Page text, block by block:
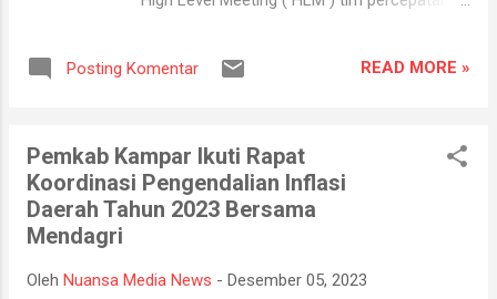
Saruji, SE, Ketua RT di Lingkungan RW 06
Muhammadiyah Bangkinang Ardi, SE dan
pendapatan asli daerah (PAD) secara non
Kepri Syariah, yang dimana kegiatan itu
dilaksanakan di Ballroom Dang Merdu,
Menara Bank Riau Kepri Syariah Jalan
meeting TP2DD, Sekretaris Daerah
Posting Komentar READ MORE »
Pemkab Kampar Ikuti Rapat
Koordinasi Pengendalian Inflasi
Daerah Tahun 2023 Bersama
Mendagri
Oleh Nuansa Media News - Desember 05, 2023